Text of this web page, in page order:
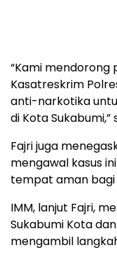
“Kami mendorong
Kasatreskrim
anti-narkotika
di Kota
Fajri juga
mengawal kasus
tempat aman bagi
IMM, lanjut Fajri,
Sukabumi Kota
mengambil